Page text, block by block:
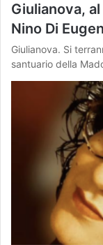
Giulianova,
Nino Di
Giulianova. Si
santuario della